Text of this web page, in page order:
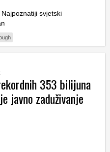
svjetski
353 bilijuna
javno zaduživanje